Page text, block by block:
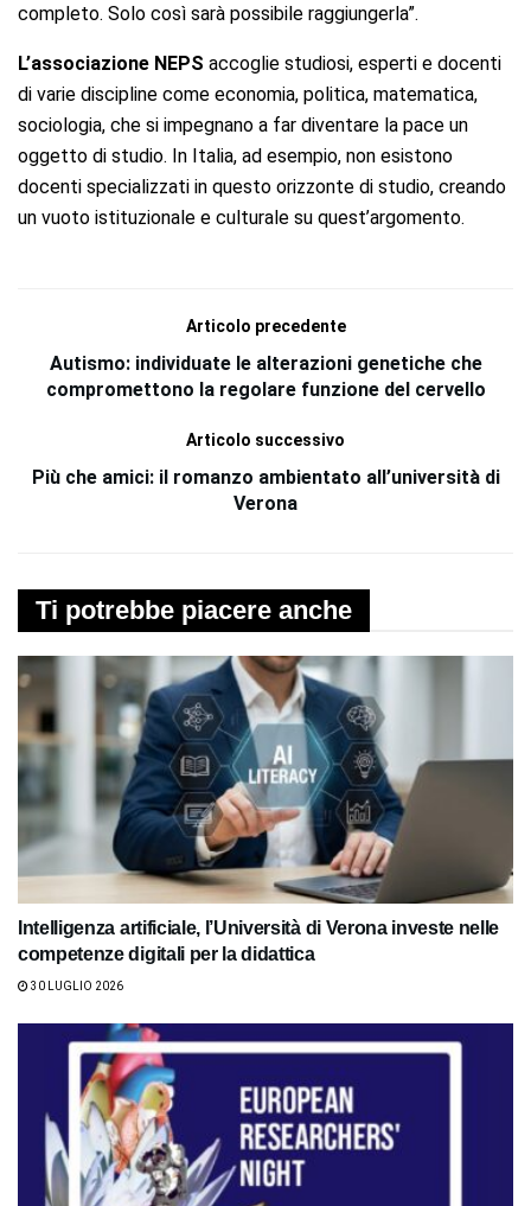
completo. Solo così sarà possibile raggiungerla”.
L’associazione NEPS accoglie studiosi, esperti e docenti
di varie discipline come economia, politica, matematica,
sociologia, che si impegnano a far diventare la pace un
oggetto di studio. In Italia, ad esempio, non esistono
docenti specializzati in questo orizzonte di studio, creando
un vuoto istituzionale e culturale su quest’argomento.
Articolo precedente
Autismo: individuate le alterazioni genetiche che
compromettono la regolare funzione del cervello
Articolo successivo
Più che amici: il romanzo ambientato all’università di
Verona
Ti potrebbe piacere anche
Intelligenza artificiale, l’Università di Verona investe nelle
competenze digitali per la didattica
30 LUGLIO 2026